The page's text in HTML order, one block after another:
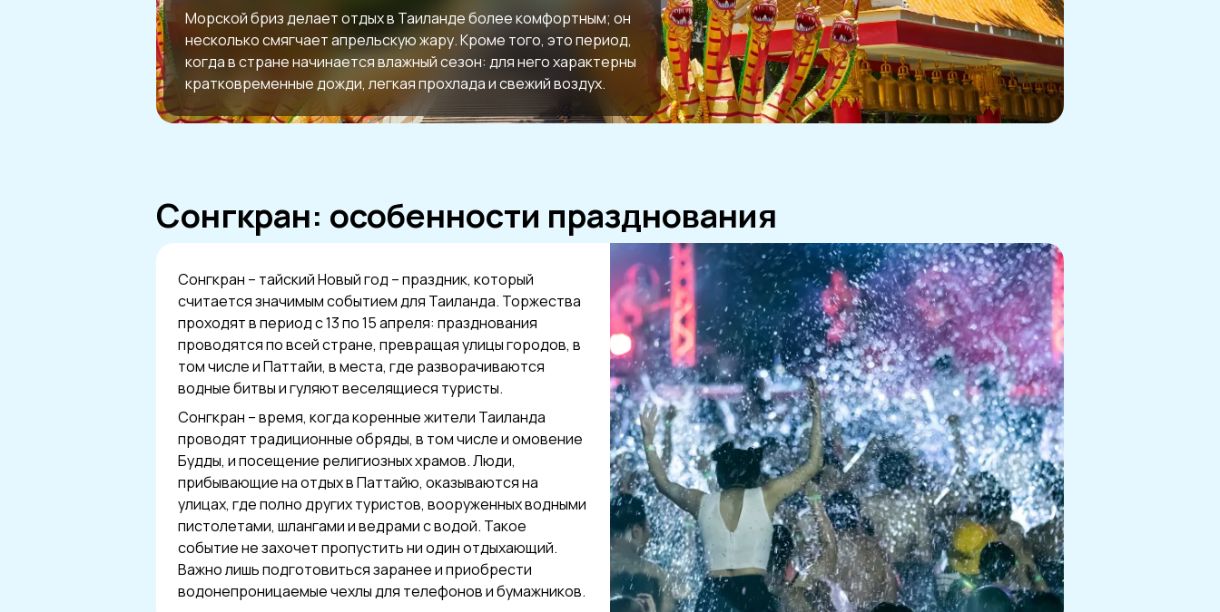
Морской бриз делает отдых в Таиланде более комфортным; он
несколько смягчает апрельскую жару. Кроме того, это период,
когда в стране начинается влажный сезон: для него характерны
кратковременные дожди, легкая прохлада и свежий воздух.
Сонгкран: особенности празднования
Сонгкран – тайский Новый год – праздник, который
считается значимым событием для Таиланда. Торжества
проходят в период с 13 по 15 апреля: празднования
проводятся по всей стране, превращая улицы городов, в
том числе и Паттайи, в места, где разворачиваются
водные битвы и гуляют веселящиеся туристы.
Сонгкран – время, когда коренные жители Таиланда
проводят традиционные обряды, в том числе и омовение
Будды, и посещение религиозных храмов. Люди,
прибывающие на отдых в Паттайю, оказываются на
улицах, где полно других туристов, вооруженных водными
пистолетами, шлангами и ведрами с водой. Такое
событие не захочет пропустить ни один отдыхающий.
Важно лишь подготовиться заранее и приобрести
водонепроницаемые чехлы для телефонов и бумажников.